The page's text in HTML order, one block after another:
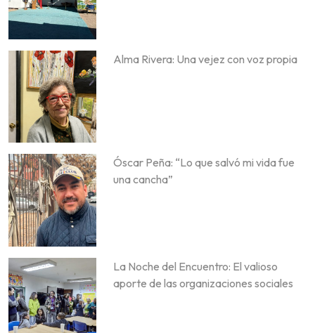
Alma Rivera: Una vejez con voz propia
Óscar Peña: “Lo que salvó mi vida fue
una cancha”
La Noche del Encuentro: El valioso
aporte de las organizaciones sociales